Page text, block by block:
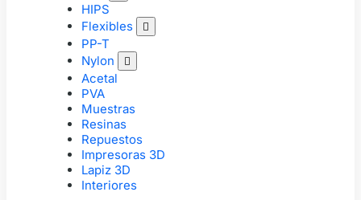
HIPS
Flexibles

PP-T
Nylon

Acetal
PVA
Muestras
Resinas
Repuestos
Impresoras 3D
Lapiz 3D
Interiores